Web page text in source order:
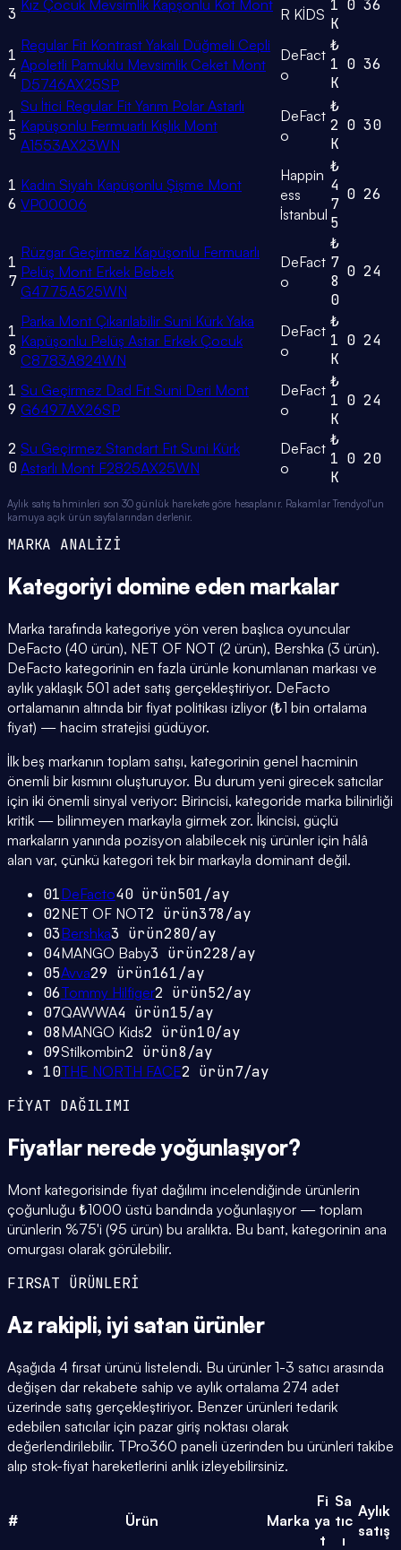
3 Kız Çocuk Mevsimlik Kapşonlu Kot Mont
R KİDS 1
K
0 36
1
4
Regular Fit Kontrast Yakalı Düğmeli Cepli
Apoletli Pamuklu Mevsimlik Ceket Mont
D5746AX25SP
DeFact
o
₺
1
K
0 36
1
5
Su İtici Regular Fit Yarım Polar Astarlı
Kapüşonlu Fermuarlı Kışlık Mont
A1553AX23WN
DeFact
o
₺
2
K
0 30
1
6
Kadın Siyah Kapüşonlu Şişme Mont
VP00006
Happin
ess
İstanbul
₺
4
7
5
0 26
1
7
Rüzgar Geçirmez Kapüşonlu Fermuarlı
Pelüş Mont Erkek Bebek
G4775A525WN
DeFact
o
₺
7
8
0
0 24
1
8
Parka Mont Çıkarılabilir Suni Kürk Yaka
Kapüşonlu Pelüş Astar Erkek Çocuk
C8783A824WN
DeFact
o
₺
1
K
0 24
1
9
Su Geçirmez Dad Fıt Suni Deri Mont
G6497AX26SP
DeFact
o
₺
1
K
0 24
2
0
Su Geçirmez Standart Fıt Suni Kürk
Astarlı Mont F2825AX25WN
DeFact
o
₺
1
K
0 20
Aylık satış tahminleri son 30 günlük harekete göre hesaplanır. Rakamlar Trendyol'un
kamuya açık ürün sayfalarından derlenir.
MARKA ANALİZİ
Kategoriyi domine eden markalar
Marka tarafında kategoriye yön veren başlıca oyuncular
DeFacto (40 ürün), NET OF NOT (2 ürün), Bershka (3 ürün).
DeFacto kategorinin en fazla ürünle konumlanan markası ve
aylık yaklaşık 501 adet satış gerçekleştiriyor. DeFacto
ortalamanın altında bir fiyat politikası izliyor (₺1 bin ortalama
fiyat) — hacim stratejisi güdüyor.
İlk beş markanın toplam satışı, kategorinin genel hacminin
önemli bir kısmını oluşturuyor. Bu durum yeni girecek satıcılar
için iki önemli sinyal veriyor: Birincisi, kategoride marka bilinirliği
kritik — bilinmeyen markayla girmek zor. İkincisi, güçlü
markaların yanında pozisyon alabilecek niş ürünler için hâlâ
alan var, çünkü kategori tek bir markayla dominant değil.
01DeFacto40ürün501/ay
02NET OF NOT2 ürün378/ay
03Bershka3 ürün280/ay
04MANGO Baby3 ürün228/ay
05Avva29 ürün161/ay
06Tommy Hilfiger2 ürün52/ay
07QAWWA4 ürün15/ay
08MANGO Kids2 ürün10/ay
09Stilkombin2 ürün8/ay
10THE NORTH FACE2 ürün7/ay
FİYAT DAĞILIMI
Fiyatlar nerede yoğunlaşıyor?
Mont kategorisinde fiyat dağılımı incelendiğinde ürünlerin
çoğunluğu ₺1000 üstü bandında yoğunlaşıyor — toplam
ürünlerin %75'i (95 ürün) bu aralıkta. Bu bant, kategorinin ana
omurgası olarak görülebilir.
FIRSAT ÜRÜNLERİ
Az rakipli, iyi satan ürünler
Aşağıda 4 fırsat ürünü listelendi. Bu ürünler 1-3 satıcı arasında
değişen dar rekabete sahip ve aylık ortalama 274 adet
üzerinde satış gerçekleştiriyor. Benzer ürünleri tedarik
edebilen satıcılar için pazar giriş noktası olarak
değerlendirilebilir. TPro360 paneli üzerinden bu ürünleri takibe
alıp stok-fiyat hareketlerini anlık izleyebilirsiniz.
# Ürün Marka
Fi
ya
t
Sa
tıc
ı
Aylık
satış